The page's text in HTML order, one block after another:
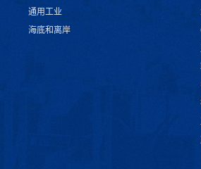
通用工业
海底和离岸